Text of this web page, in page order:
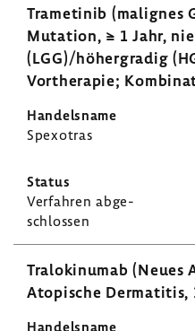
Trame­tinib (mali­gnes
Mutation, ≥ 1 Jahr,
(LGG)/höher­gradig
Vorthe­rapie;
Spexo­tras
Verfahren abge­
schlossen
Tralo­kin­umab (Neues
Atopi­sche Derma­titis,